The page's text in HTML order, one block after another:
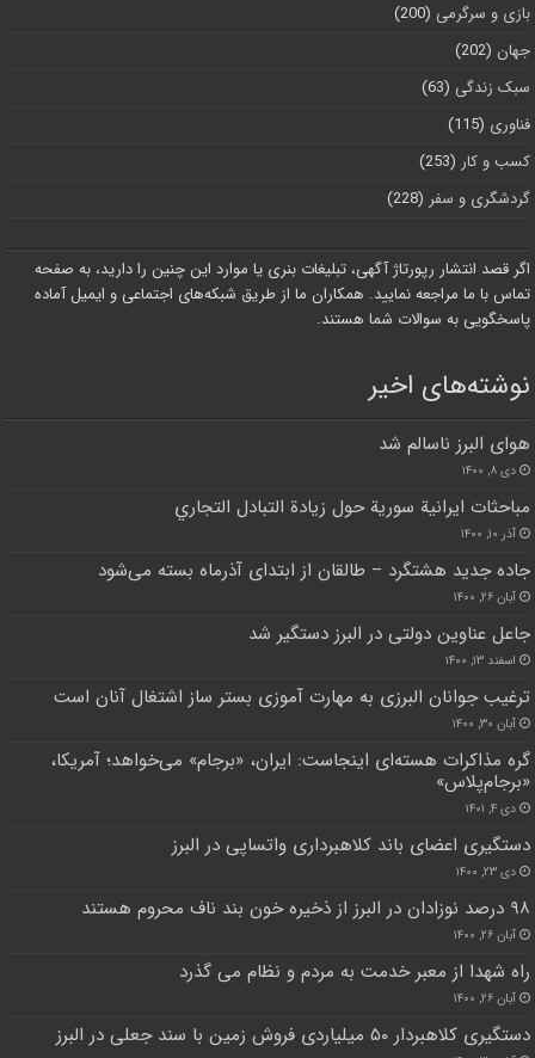
بازی و سرگرمی (200)
جهان (202)
سبک زندگی (63)
فناوری (115)
کسب و کار (253)
گردشگری و سفر (228)
اگر قصد انتشار رپورتاژ آگهی، تبلیغات بنری یا موارد این چنین را دارید، به صفحه
تماس با ما مراجعه نمایید. همکاران ما از طریق شبکه‌های اجتماعی و ایمیل آماده
پاسخگویی به سوالات شما هستند.
نوشته‌های اخیر
هوای البرز ناسالم شد
دی ۸, ۱۴۰۰
مباحثات ايرانية سورية حول زيادة التبادل التجاري
آذر ۱۰, ۱۴۰۰
جاده جدید هشتگرد – طالقان از ابتدای آذرماه بسته می‌شود
آبان ۲۶, ۱۴۰۰
جاعل عناوین دولتی در البرز دستگیر شد
اسفند ۱۳, ۱۴۰۰
ترغیب جوانان البرزی به مهارت آموزی بستر ساز اشتغال آنان است
آبان ۳۰, ۱۴۰۰
گره مذاکرات هسته‌ای اینجاست: ایران، «برجام» می‌خواهد؛ آمریکا،
«برجام‌پلاس»
دی ۴, ۱۴۰۱
دستگیری اعضای باند کلاهبرداری واتساپی در البرز
دی ۲۳, ۱۴۰۰
۹۸ درصد نوزادان در البرز از ذخیره خون بند ناف محروم هستند
آبان ۲۶, ۱۴۰۰
راه شهدا از معبر خدمت به مردم و نظام می گذرد
آبان ۲۶, ۱۴۰۰
دستگیری کلاهبردار ۵۰ میلیاردی فروش زمین با سند جعلی در البرز